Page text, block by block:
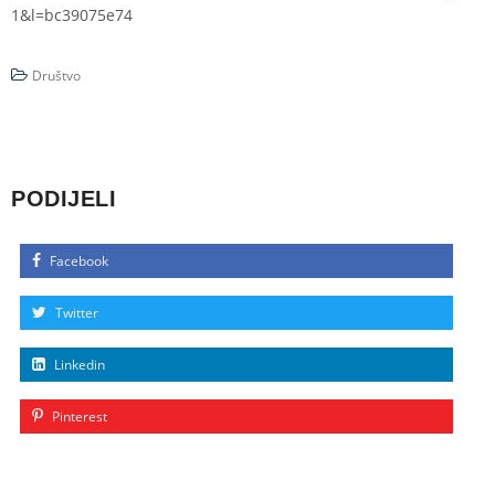
1&l=bc39075e74
Društvo
PODIJELI
Facebook
Twitter
Linkedin
Pinterest